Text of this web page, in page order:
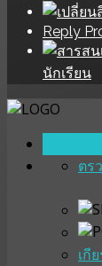
Reply
นักเรียน
ตร
เกี